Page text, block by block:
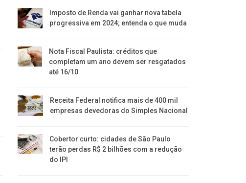
Imposto de Renda vai ganhar nova tabela
progressiva em 2024; entenda o que muda
Nota Fiscal Paulista: créditos que
completam um ano devem ser resgatados
até 16/10
Receita Federal notifica mais de 400 mil
empresas devedoras do Simples Nacional
Cobertor curto: cidades de São Paulo
terão perdas R$ 2 bilhões com a redução
do IPI